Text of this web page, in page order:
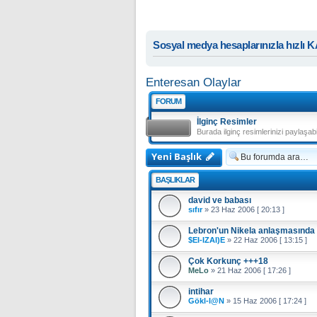
Sosyal medya hesaplarınızla hızlı
Enteresan Olaylar
FORUM
İlginç Resimler
Burada ilginç resimlerinizi
Yeni Başlık
BAŞLIKLAR
david ve babası
sıfır» 23 Haz 2006 [ 20:13 ]
Lebron'un Nikela
$EI-IZAI)E » 22 Haz 2006 [ 13:15 ]
Çok Korkunç +++18
MeLo » 21 Haz 2006 [ 17:26 ]
intihar
Gökl-l@N » 15 Haz 2006 [ 17:24 ]